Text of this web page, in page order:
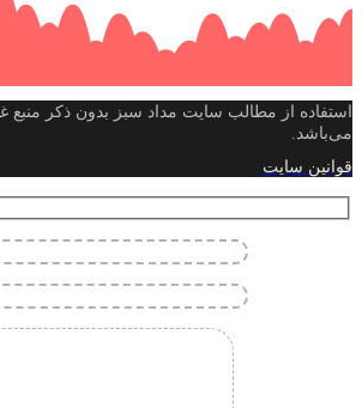
استفاده از مطالب سایت مداد سبز بدون ذکر منبع
می‌باشد.
قوانین سایت